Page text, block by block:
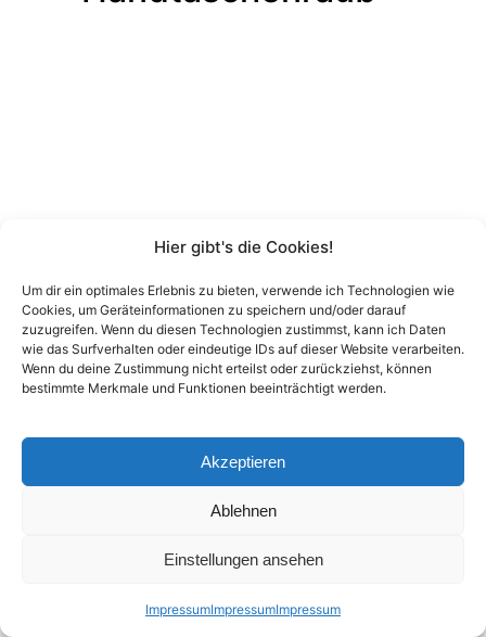
Hier gibt's die Cookies!
Um dir ein optimales Erlebnis zu bieten, verwende ich Technologien wie
Cookies, um Geräteinformationen zu speichern und/oder darauf
zuzugreifen. Wenn du diesen Technologien zustimmst, kann ich Daten
wie das Surfverhalten oder eindeutige IDs auf dieser Website verarbeiten.
Wenn du deine Zustimmung nicht erteilst oder zurückziehst, können
bestimmte Merkmale und Funktionen beeinträchtigt werden.
Akzeptieren
Ablehnen
Einstellungen ansehen
ImpressumImpressumImpressum